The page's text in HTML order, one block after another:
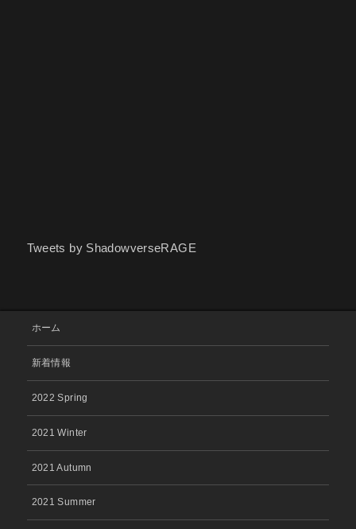
Tweets by ShadowverseRAGE
ホーム
新着情報
2022 Spring
2021 Winter
2021 Autumn
2021 Summer